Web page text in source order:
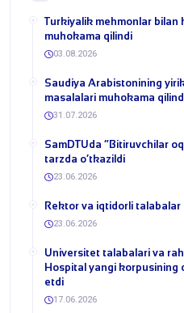
Turkiyalik mehmonlar bilan
muhokama qilindi
03.08.2026
​Saudiya Arabistonining
masalalari muhokama
31.07.2026
​SamDTUda “Bitiruvchilar
tarzda o‘tkazildi
23.06.2026
​Rektor va iqtidorli talabalar
23.06.2026
Universitet talabalari va
Hospital yangi korpusining
etdi
17.06.2026